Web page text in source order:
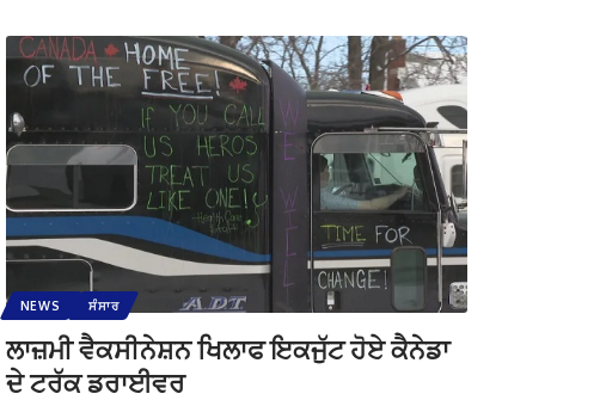
NEWS ਸੰਸਾਰ
ਲਾਜ਼ਮੀ ਵੈਕਸੀਨੇਸ਼ਨ ਖਿਲਾਫ ਇਕਜੁੱਟ ਹੋਏ ਕੈਨੇਡਾ
ਦੇ ਟਰੱਕ ਡਰਾਈਵਰ